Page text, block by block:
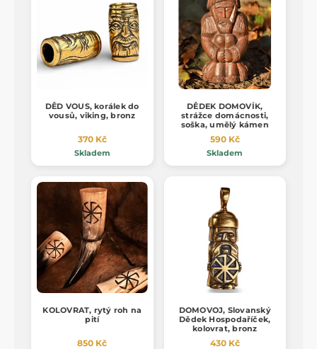
DĚD VOUS, korálek do
vousů, viking, bronz
370 Kč
Skladem
DĚDEK DOMOVÍK,
strážce domácnosti,
soška, umělý kámen
590 Kč
Skladem
KOLOVRAT, rytý roh na
pití
850 Kč
DOMOVOJ, Slovanský
Dědek Hospodaříček,
kolovrat, bronz
430 Kč